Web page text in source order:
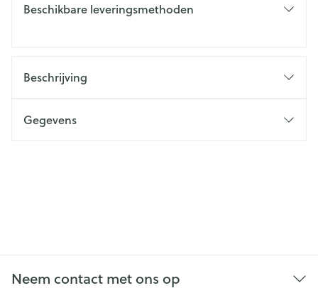
Beschikbare leveringsmethoden
Beschrijving
Gegevens
Neem contact met ons op